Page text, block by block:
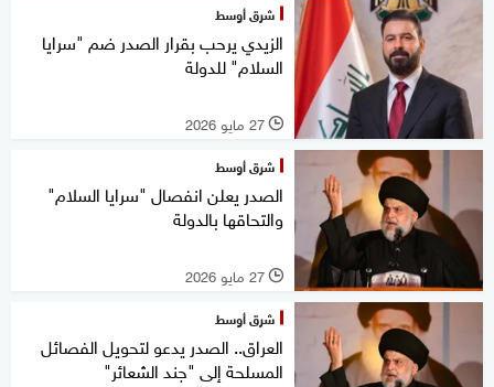
شرق أوسط
الزيدي يرحب بقرار الصدر ضم "سرايا
السلام" للدولة
l 27 مايو 2026
شرق أوسط
الصدر يعلن انفصال "سرايا السلام"
والتحاقها بالدولة
l 27 مايو 2026
شرق أوسط
العراق.. الصدر يدعو لتحويل الفصائل
المسلحة إلى "جند الشعائر"